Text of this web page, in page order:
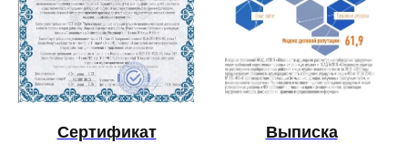
Сертификат
Выписка